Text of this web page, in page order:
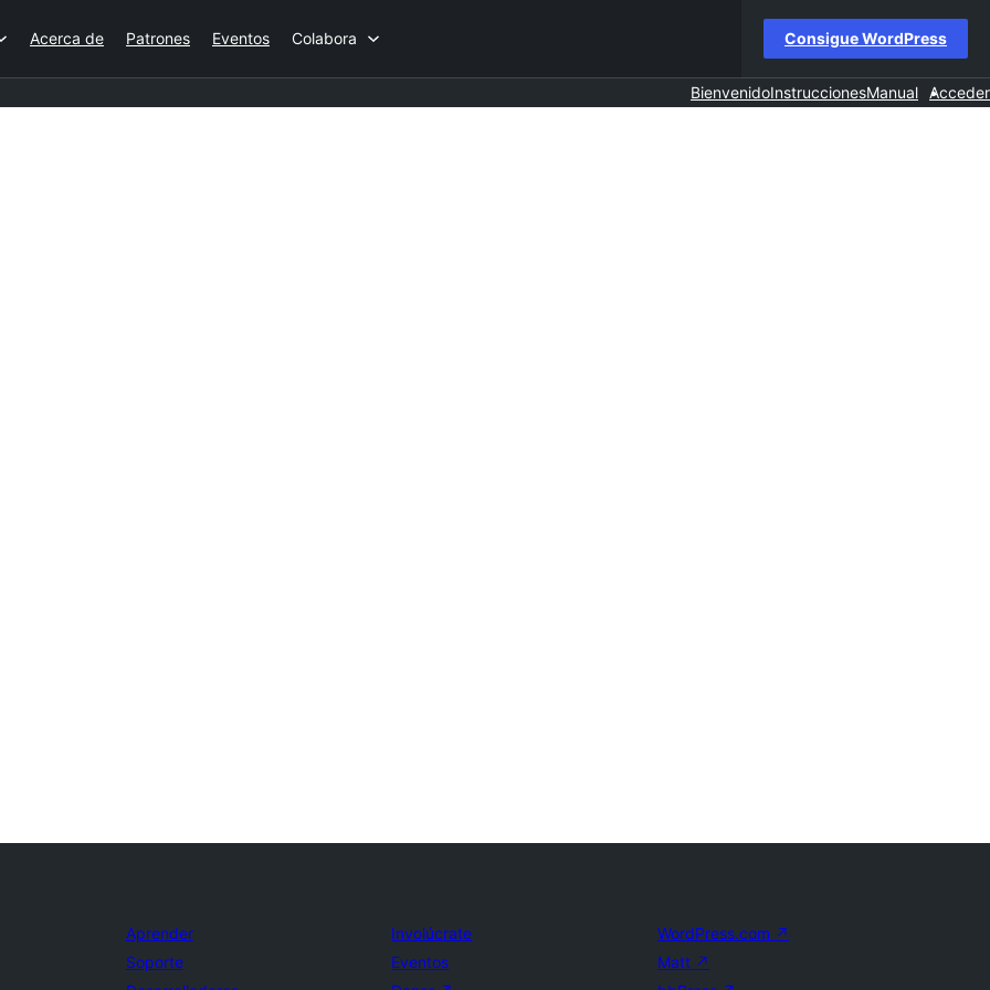
Acerca de Patrones Eventos Colabora Consigue WordPress
BienvenidoInstruccionesManual Acceder
Aprender
Soporte
Involúcrate
Eventos
WordPress.com ↗
Matt ↗